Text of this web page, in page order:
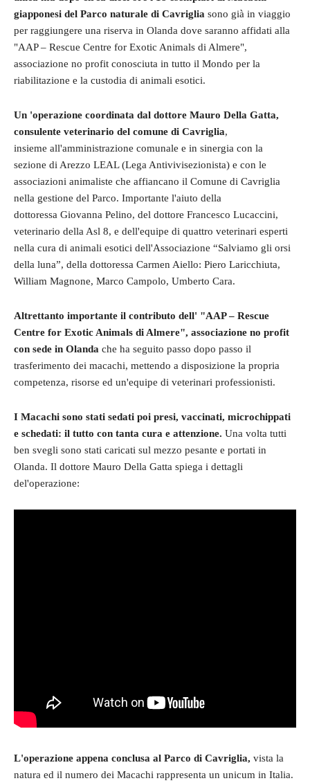
giapponesi del Parco naturale di Cavriglia sono già in viaggio
per raggiungere una riserva in Olanda dove saranno affidati alla
"AAP – Rescue Centre for Exotic Animals di Almere",
associazione no profit conosciuta in tutto il Mondo per la
riabilitazione e la custodia di animali esotici.
Un 'operazione coordinata dal dottore Mauro Della Gatta,
consulente veterinario del comune di Cavriglia,
insieme all'amministrazione comunale e in sinergia con la
sezione di Arezzo LEAL (Lega Antivivisezionista) e con le
associazioni animaliste che affiancano il Comune di Cavriglia
nella gestione del Parco. Importante l'aiuto della
dottoressa Giovanna Pelino, del dottore Francesco Lucaccini,
veterinario della Asl 8, e dell'equipe di quattro veterinari esperti
nella cura di animali esotici dell'Associazione “Salviamo gli orsi
della luna”, della dottoressa Carmen Aiello: Piero Laricchiuta,
William Magnone, Marco Campolo, Umberto Cara.
Altrettanto importante il contributo dell' "AAP – Rescue
Centre for Exotic Animals di Almere", associazione no profit
con sede in Olanda che ha seguito passo dopo passo il
trasferimento dei macachi, mettendo a disposizione la propria
competenza, risorse ed un'equipe di veterinari professionisti.
I Macachi sono stati sedati poi presi, vaccinati, microchippati
e schedati: il tutto con tanta cura e attenzione. Una volta tutti
ben svegli sono stati caricati sul mezzo pesante e portati in
Olanda. Il dottore Mauro Della Gatta spiega i dettagli
del'operazione:
L'operazione appena conclusa al Parco di Cavriglia, vista la
natura ed il numero dei Macachi rappresenta un unicum in Italia.